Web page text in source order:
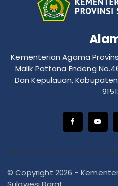
Kementerian Agama
Malik Pattana Endeng
Dan Kepulauan,
© Copyright 2026 -
Sulawesi Barat